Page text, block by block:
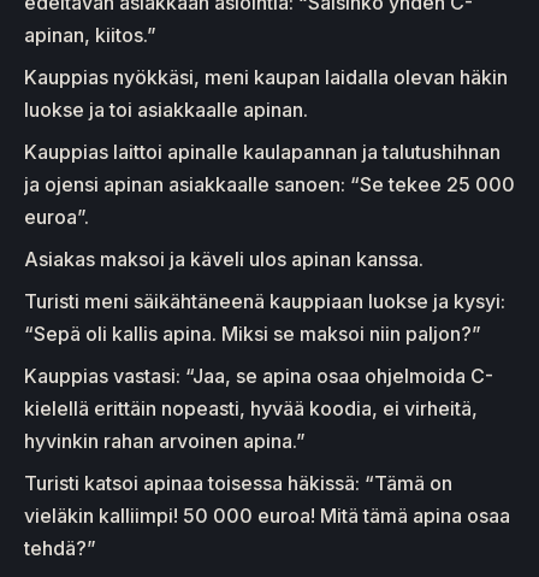
apinan, kiitos.”
Kauppias nyökkäsi, meni kaupan laidalla olevan häkin
luokse ja toi asiakkaalle apinan.
Kauppias laittoi apinalle kaulapannan ja talutushihnan
ja ojensi apinan asiakkaalle sanoen: “Se tekee 25 000
euroa”.
Asiakas maksoi ja käveli ulos apinan kanssa.
Turisti meni säikähtäneenä kauppiaan luokse ja kysyi:
“Sepä oli kallis apina. Miksi se maksoi niin paljon?”
Kauppias vastasi: “Jaa, se apina osaa ohjelmoida C-
kielellä erittäin nopeasti, hyvää koodia, ei virheitä,
hyvinkin rahan arvoinen apina.”
Turisti katsoi apinaa toisessa häkissä: “Tämä on
vieläkin kalliimpi! 50 000 euroa! Mitä tämä apina osaa
tehdä?”